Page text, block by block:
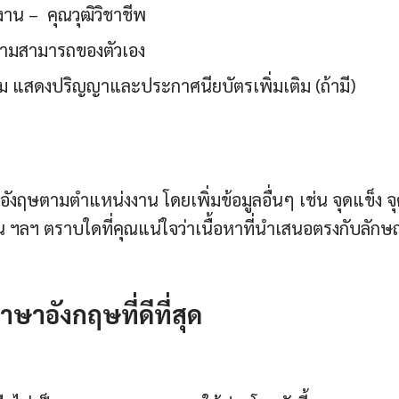
าน – คุณวุฒิวิชาชีพ
สามารถของตัวเอง
แสดงปริญญาและประกาศนียบัตรเพิ่มเติม (ถ้ามี)
งฤษตามตำแหน่งงาน โดยเพิ่มข้อมูลอื่นๆ เช่น จุดแข็ง
ฯลฯ ตราบใดที่คุณแน่ใจว่าเนื้อหาที่นำเสนอตรงกับลัก
าษาอังกฤษที่ดีที่สุด